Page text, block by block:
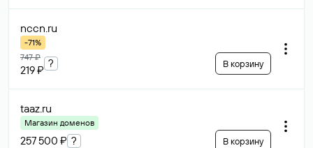
nccn.ru
-71%
747 ₽
219 ₽
? В корзину
taaz.ru
Магазин доменов
257 500 ₽ ? В корзину